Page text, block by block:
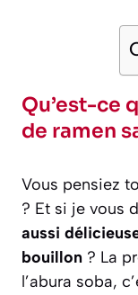
Qu’est-ce
de ramen
Vous pensiez
? Et si je vous
aussi
bouillon ? La
l’abura soba,